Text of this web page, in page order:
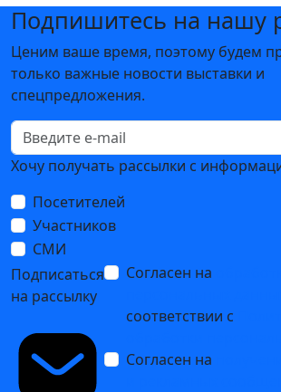
Подпишитесь на нашу
Ценим ваше время, поэтому будем
только важные новости выставки и
спецпредложения.
Хочу получать рассылки с
Посетителей
Участников
СМИ
Подписаться
на рассылку
Согласен на
соответствии с
Согласен на